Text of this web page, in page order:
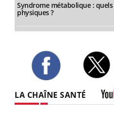
Syndrome métabolique :
physiques ?
LA CHAÎNE SANTÉ